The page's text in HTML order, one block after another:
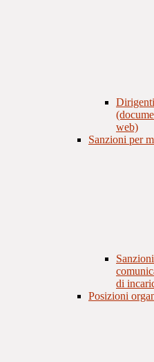
web)
Sanzioni per
di
Posizioni